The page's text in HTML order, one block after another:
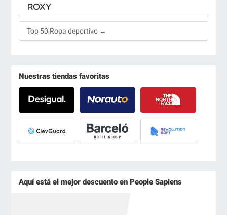
Top 50 Ropa deportivo →
Nuestras tiendas favoritas
Aquí está el mejor descuento en People Sapiens